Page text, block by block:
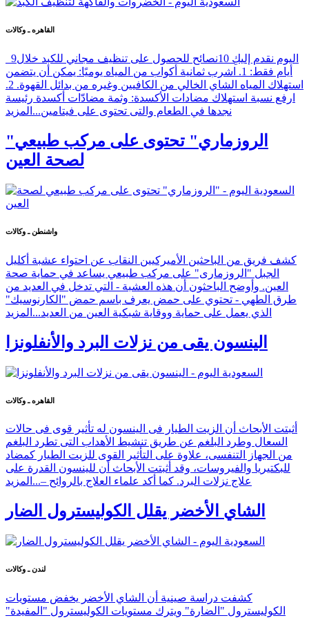
القاهره ـ وكالات
أيام فقط: 1. اشرب ثمانية أكواب من المياه يوميًا: يمكن أن يتضمن
استهلاك المياه الشاي الخالي من الكافيين وغيره من بدائل القهوة. 2.
ارفع نسبة استهلاك مضادات الأكسدة: وثمة مضادّات أكسدة رئيسة
نجدها في الطعام والتى تحتوى على فيتامين... المزيد
"الروزماري" تحتوى على مركب طبيعي
لصحة العين
واشنطن ـ وكالات
كشف فريق من الباحثين الأميركيين النقاب عن احتواء عشبة أكليل
الجبل "الروزمارى" على مركب طبيعي يساعد في حماية صحة
العين. وأوضح الباحثون أن هذه العشبة - التي تدخل في العديد من
طرق الطهي - تحتوي على حمض يعرف باسم حمض "الكارنوسيك"
الذي يعمل على حماية ووقاية شبكية العين من العديد... المزيد
الينسون يقى من نزلات البرد والأنفلونزا
القاهره ـ وكالات
أثبتت الأبحاث أن الزيت الطيار فى الينسون له تأثير قوى فى حالات
السعال وطرد البلغم عن طريق تنشيط الأهداب التى تطرد البلغم
من الجهاز التنفسى، علاوة على التأثير القوى للزيت الطيار كمضاد
للبكتيريا والفيروسات، وقد أثبتت الأبحاث أن للينسون القدرة على
علاج نزلات البرد. كما أكد علماء العلاج بالروائح –... المزيد
الشاي الأخضر يقلل الكوليسترول الضار
لندن ـ وكالات
كشفت دراسة صينية أن الشاي الأخضر يخفض مستويات
الكوليسترول "الضارة" ويترك مستويات الكوليسترول "المفيدة"